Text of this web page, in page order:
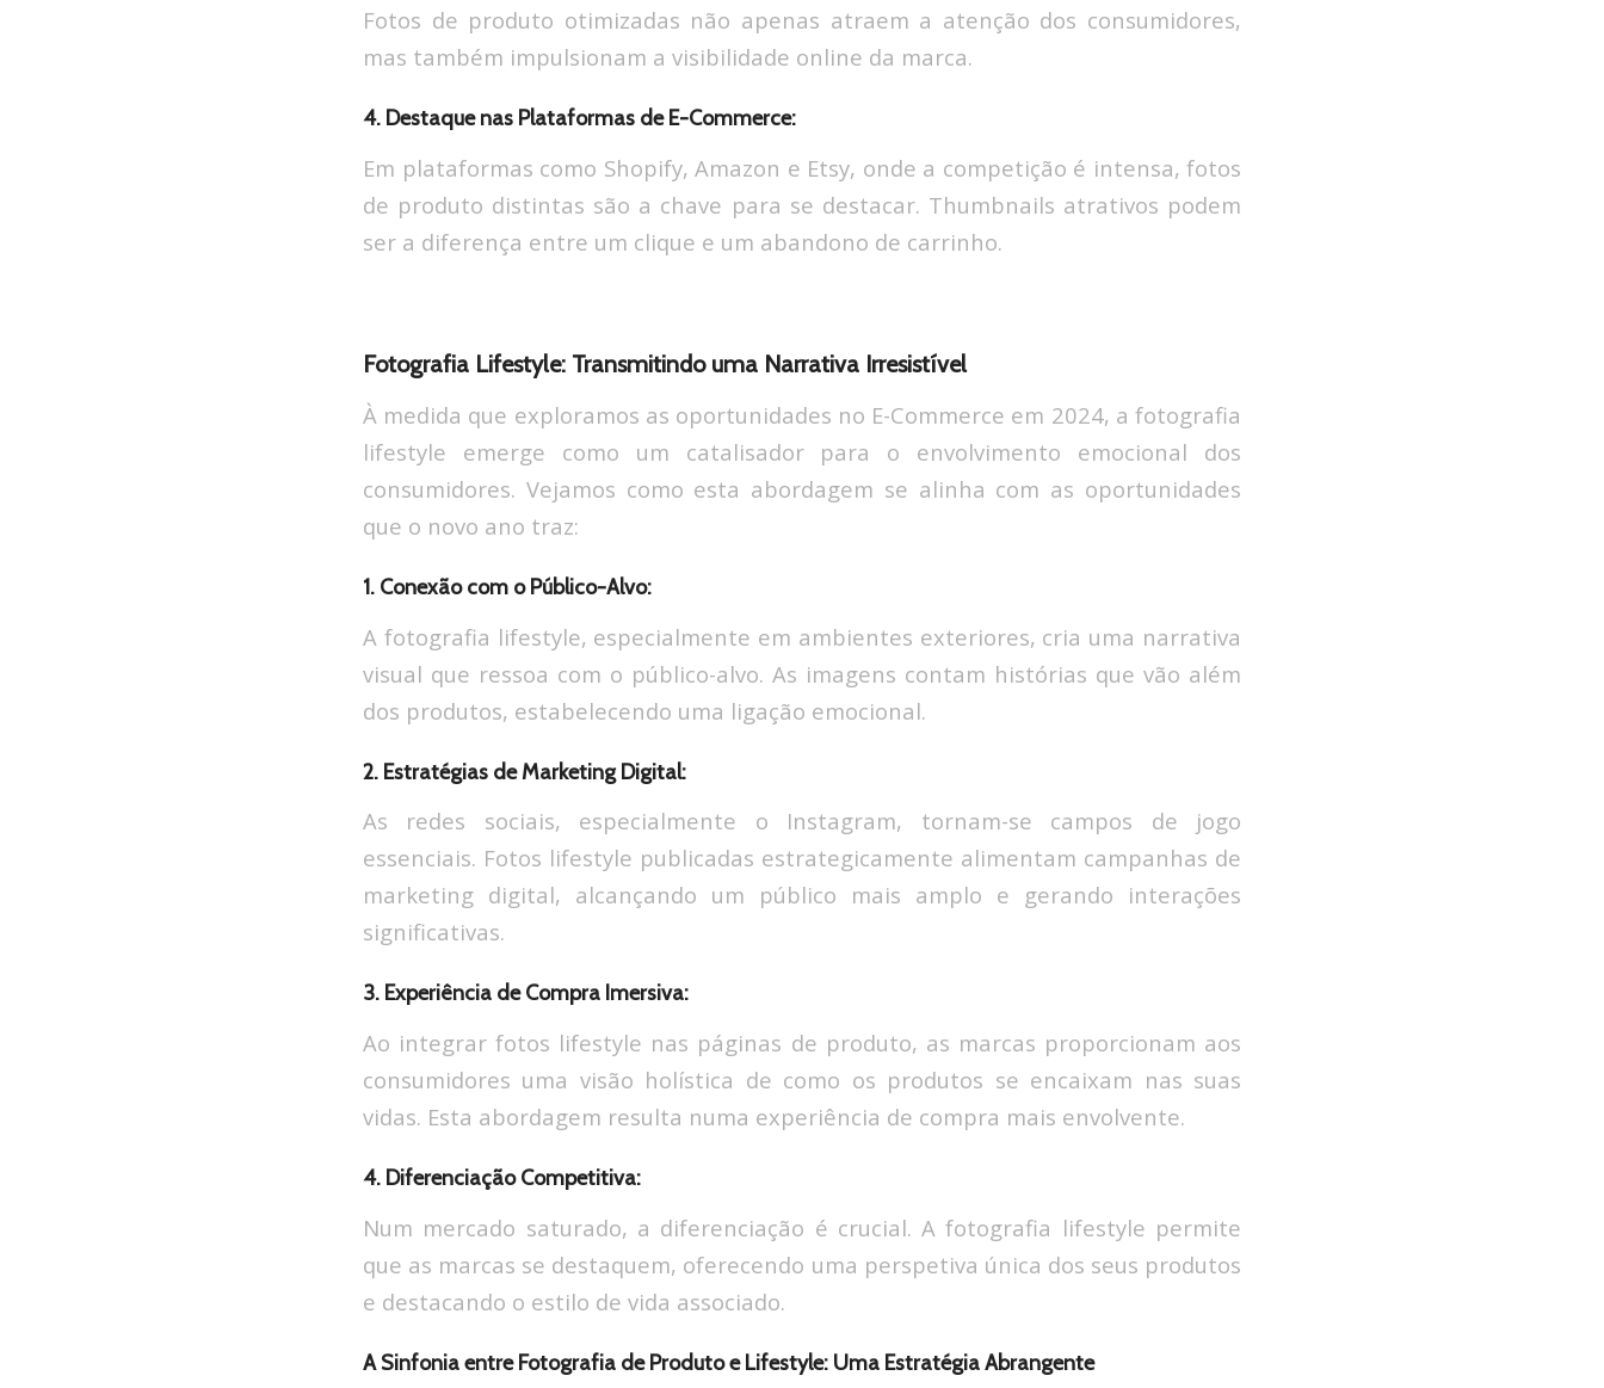
Fotos de produto otimizadas não apenas atraem a atenção dos consumidores,
mas também impulsionam a visibilidade online da marca.
4. Destaque nas Plataformas de E-Commerce:
Em plataformas como Shopify, Amazon e Etsy, onde a competição é intensa, fotos
de produto distintas são a chave para se destacar. Thumbnails atrativos podem
ser a diferença entre um clique e um abandono de carrinho.
Fotografia Lifestyle: Transmitindo uma Narrativa Irresistível
À medida que exploramos as oportunidades no E-Commerce em 2024, a fotografia
lifestyle emerge como um catalisador para o envolvimento emocional dos
consumidores. Vejamos como esta abordagem se alinha com as oportunidades
que o novo ano traz:
1. Conexão com o Público-Alvo:
A fotografia lifestyle, especialmente em ambientes exteriores, cria uma narrativa
visual que ressoa com o público-alvo. As imagens contam histórias que vão além
dos produtos, estabelecendo uma ligação emocional.
2. Estratégias de Marketing Digital:
As redes sociais, especialmente o Instagram, tornam-se campos de jogo
essenciais. Fotos lifestyle publicadas estrategicamente alimentam campanhas de
marketing digital, alcançando um público mais amplo e gerando interações
significativas.
3. Experiência de Compra Imersiva:
Ao integrar fotos lifestyle nas páginas de produto, as marcas proporcionam aos
consumidores uma visão holística de como os produtos se encaixam nas suas
vidas. Esta abordagem resulta numa experiência de compra mais envolvente.
4. Diferenciação Competitiva:
Num mercado saturado, a diferenciação é crucial. A fotografia lifestyle permite
que as marcas se destaquem, oferecendo uma perspetiva única dos seus produtos
e destacando o estilo de vida associado.
A Sinfonia entre Fotografia de Produto e Lifestyle: Uma Estratégia Abrangente